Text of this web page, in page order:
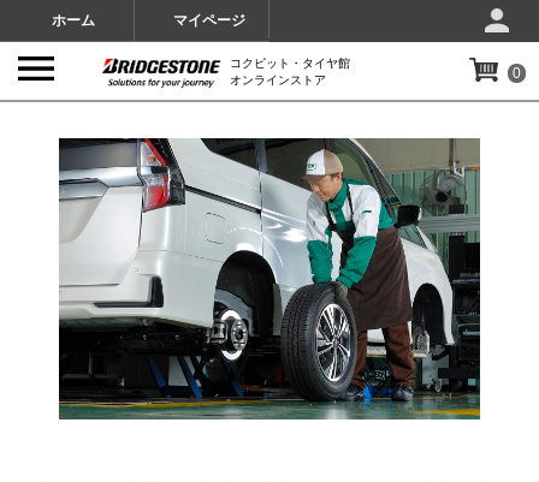
ホーム マイページ
コクピット・タイヤ館
オンラインストア
0